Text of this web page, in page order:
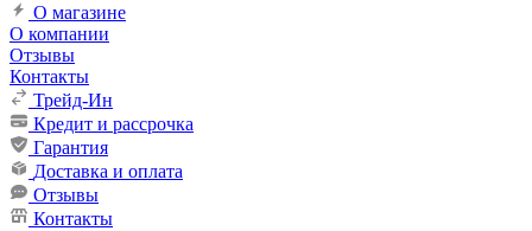
О магазине
О компании
Отзывы
Контакты
Трейд-Ин
Кредит и рассрочка
Гарантия
Доставка и оплата
Отзывы
Контакты